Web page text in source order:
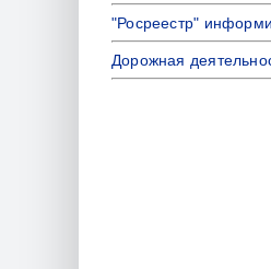
"Росреестр"
Дорожная